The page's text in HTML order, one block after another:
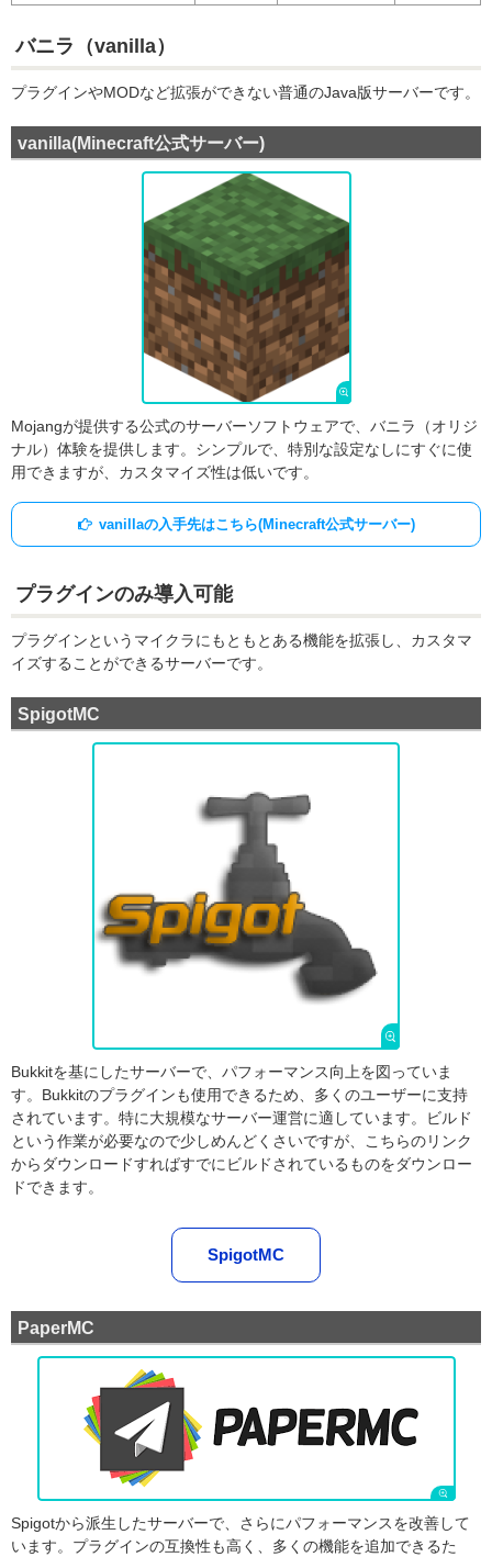
バニラ（vanilla）
プラグインやMODなど拡張ができない普通のJava版サーバーです。
vanilla(Minecraft公式サーバー)
Mojangが提供する公式のサーバーソフトウェアで、バニラ（オリジ
ナル）体験を提供します。シンプルで、特別な設定なしにすぐに使
用できますが、カスタマイズ性は低いです。
vanillaの入手先はこちら(Minecraft公式サーバー)
プラグインのみ導入可能
プラグインというマイクラにもともとある機能を拡張し、カスタマ
イズすることができるサーバーです。
SpigotMC
Bukkitを基にしたサーバーで、パフォーマンス向上を図っていま
す。Bukkitのプラグインも使用できるため、多くのユーザーに支持
されています。特に大規模なサーバー運営に適しています。ビルド
という作業が必要なので少しめんどくさいですが、こちらのリンク
からダウンロードすればすでにビルドされているものをダウンロー
ドできます。
SpigotMC
PaperMC
Spigotから派生したサーバーで、さらにパフォーマンスを改善して
います。プラグインの互換性も高く、多くの機能を追加できるた